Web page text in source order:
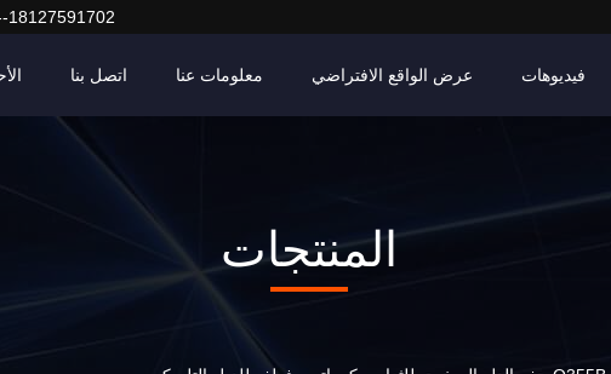
18127591702
فيديوهات عرض الواقع الافتراضي معلومات عنا اتصل بنا
المنتجات